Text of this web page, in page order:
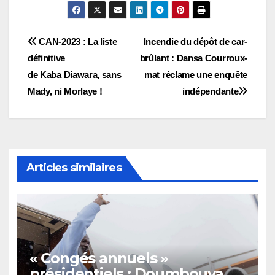
Navigation
de
l’article
Incendie du dépôt de car-
brûlant : Dansa Courroux-
mat réclame une enquête
indépendante
CAN-2023 : La liste
définitive
de Kaba Diawara, sans
Mady, ni Morlaye !
Articles similaires
« Congés annuels »